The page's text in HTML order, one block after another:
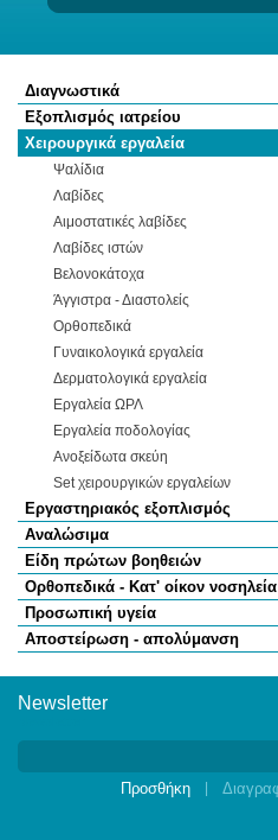
Διαγνωστικά
Εξοπλισμός ιατρείου
Χειρουργικά εργαλεία
Ψαλίδια
Λαβίδες
Αιμοστατικές λαβίδες
Λαβίδες ιστών
Βελονοκάτοχα
Άγγιστρα - Διαστολείς
Ορθοπεδικά
Γυναικολογικά εργαλεία
Δερματολογικά εργαλεία
Εργαλεία ΩΡΛ
Εργαλεία ποδολογίας
Ανοξείδωτα σκεύη
Set χειρουργικών εργαλείων
Εργαστηριακός εξοπλισμός
Αναλώσιμα
Είδη πρώτων βοηθειών
Ορθοπεδικά - Κατ' οίκον νοσηλεία
Προσωπική υγεία
Αποστείρωση - απολύμανση
Newsletter